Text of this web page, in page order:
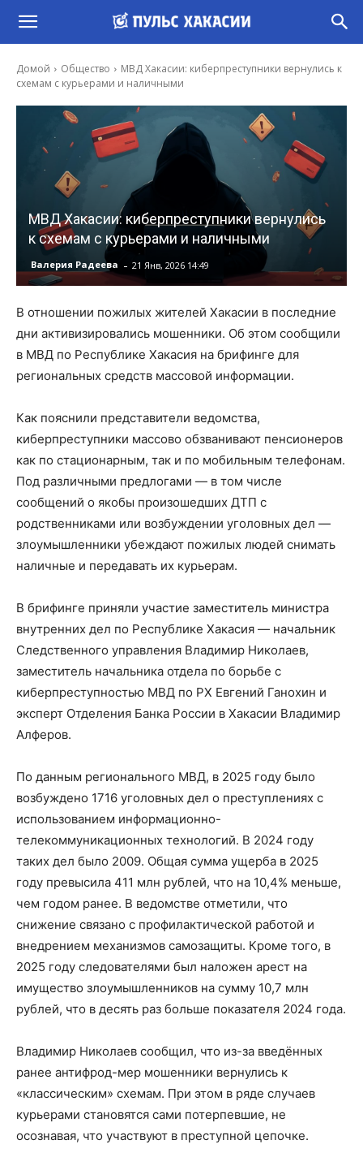
Домой Общество
МВД Хакасии: киберпреступники вернулись к
схемам с курьерами и наличными
МВД Хакасии: киберпреступники вернулись
к схемам с курьерами и наличными
Валерия Радеева - 21 Янв, 2026 14:49
В отношении пожилых жителей Хакасии в последние
дни активизировались мошенники. Об этом сообщили
в МВД по Республике Хакасия на брифинге для
региональных средств массовой информации.
Как пояснили представители ведомства,
киберпреступники массово обзванивают пенсионеров
как по стационарным, так и по мобильным телефонам.
Под различными предлогами — в том числе
сообщений о якобы произошедших ДТП с
родственниками или возбуждении уголовных дел —
злоумышленники убеждают пожилых людей снимать
наличные и передавать их курьерам.
В брифинге приняли участие заместитель министра
внутренних дел по Республике Хакасия — начальник
Следственного управления Владимир Николаев,
заместитель начальника отдела по борьбе с
киберпреступностью МВД по РХ Евгений Ганохин и
эксперт Отделения Банка России в Хакасии Владимир
Алферов.
По данным регионального МВД, в 2025 году было
возбуждено 1716 уголовных дел о преступлениях с
использованием информационно-
телекоммуникационных технологий. В 2024 году
таких дел было 2009. Общая сумма ущерба в 2025
году превысила 411 млн рублей, что на 10,4% меньше,
чем годом ранее. В ведомстве отметили, что
снижение связано с профилактической работой и
внедрением механизмов самозащиты. Кроме того, в
2025 году следователями был наложен арест на
имущество злоумышленников на сумму 10,7 млн
рублей, что в десять раз больше показателя 2024 года.
Владимир Николаев сообщил, что из-за введённых
ранее антифрод-мер мошенники вернулись к
«классическим» схемам. При этом в ряде случаев
курьерами становятся сами потерпевшие, не
осознавая, что участвуют в преступной цепочке.